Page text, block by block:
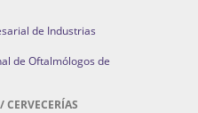
de Industrias
de Oftalmólogos de